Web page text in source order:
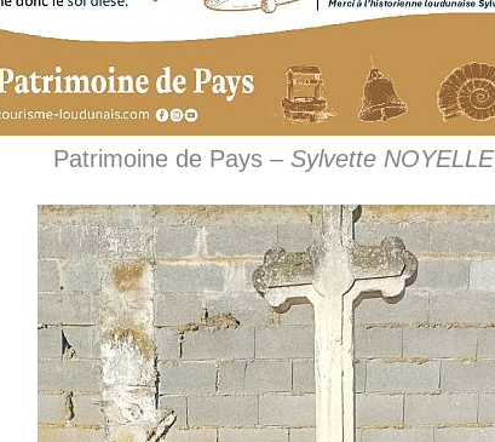
Patrimoine de Pays – Sylvette NOYELLE